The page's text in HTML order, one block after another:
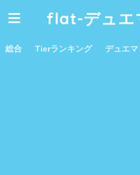
flat-デュエ
総合 Tierランキング デュエ